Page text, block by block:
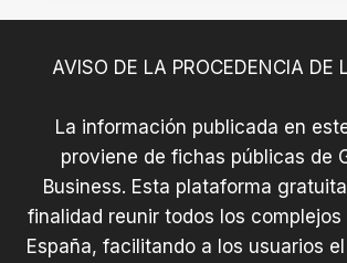
AVISO DE LA PROCEDENCIA DE
La información publicada en
proviene de fichas públicas de
Business. Esta plataforma
finalidad reunir todos los
España, facilitando a los usuarios